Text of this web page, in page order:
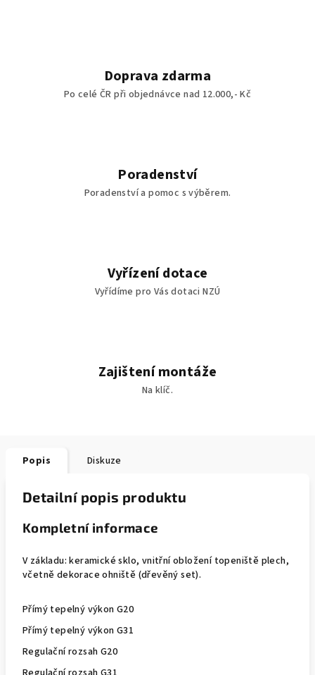
Doprava zdarma
Po celé ČR při objednávce nad 12.000,- Kč
Poradenství
Poradenství a pomoc s výběrem.
Vyřízení dotace
Vyřídíme pro Vás dotaci NZÚ
Zajištení montáže
Na klíč.
Popis Diskuze
Detailní popis produktu
Kompletní informace
V základu: keramické sklo, vnitřní obložení topeniště plech,
včetně dekorace ohniště (dřevěný set).
Přímý tepelný výkon G20
Přímý tepelný výkon G31
Regulační rozsah G20